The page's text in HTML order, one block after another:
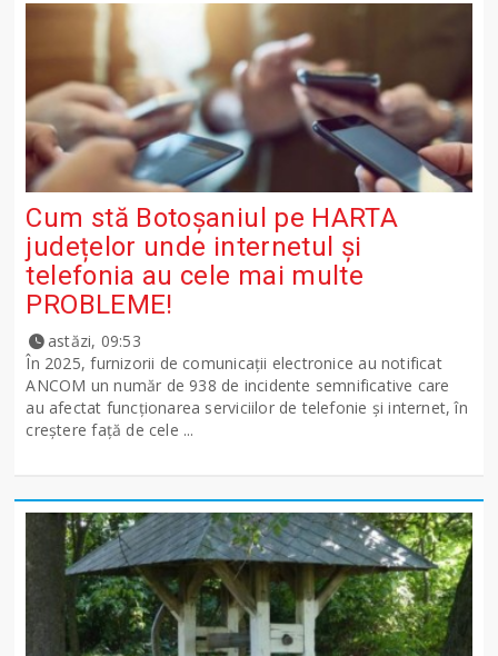
Cum stă Botoșaniul pe HARTA
județelor unde internetul și
telefonia au cele mai multe
PROBLEME!
astăzi, 09:53
În 2025, furnizorii de comunicații electronice au notificat
ANCOM un număr de 938 de incidente semnificative care
au afectat funcționarea serviciilor de telefonie și internet, în
creștere față de cele ...